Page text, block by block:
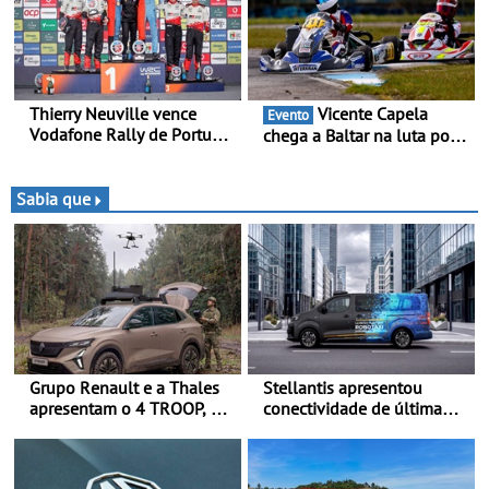
Thierry Neuville vence
Vodafone Rally de Portugal
Evento
chega a Baltar na luta por
com ambição renovada de
regressar ao pódio
Sabia que
Grupo Renault e a Thales
apresentam o 4 TROOP, um
para futuras missões das
forças terrestres
Stellantis apresentou
conectividade de última
em Londres